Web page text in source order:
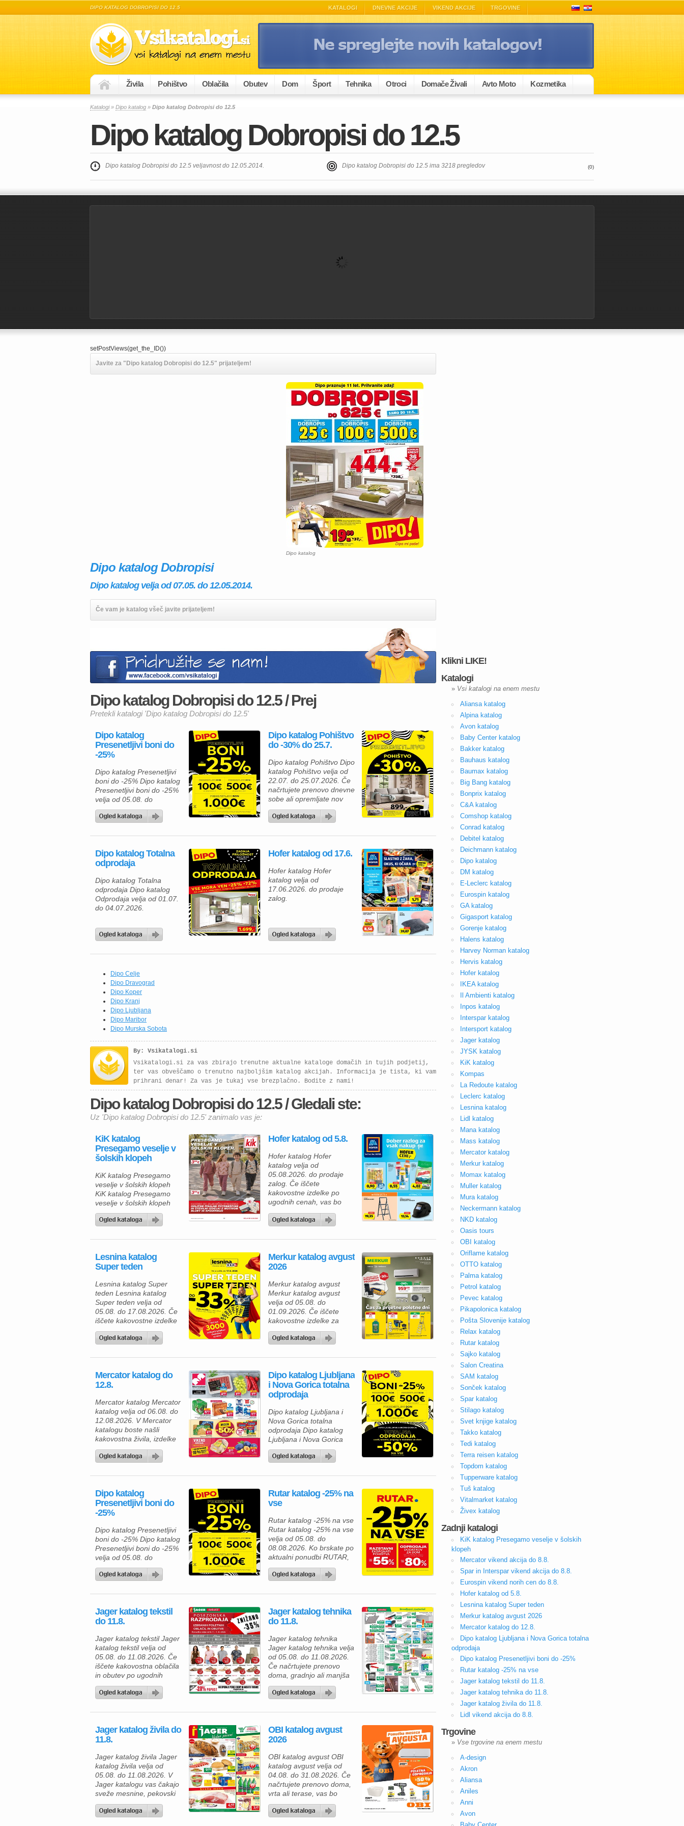
DIPO KATALOG DOBROPISI DO 12.5 KATALOGI DNEVNE AKCIJE VIKEND AKCIJE TRGOVINE
Živila Pohištvo Oblačila Obutev Dom Šport Tehnika Otroci Domače Živali Avto Moto Kozmetika
Katalogi» Dipo katalog » Dipo katalog Dobropisi do 12.5
Dipo katalog Dobropisi do 12.5
Dipo katalog Dobropisi do 12.5 veljavnost do 12.05.2014. Dipo katalog Dobropisi do 12.5 ima 3218 pregledov (0)
setPostViews(get_the_ID())
Javite za "Dipo katalog Dobropisi do 12.5" prijateljem!
Dipo katalog
Dipo katalog Dobropisi
Dipo katalog velja od 07.05. do 12.05.2014.
Če vam je katalog všeč javite prijateljem!
Dipo katalog Dobropisi do 12.5 / Prej
Pretekli katalogi 'Dipo katalog Dobropisi do 12.5'
Dipo katalog
Presenetljivi boni do
-25%
Dipo katalog Presenetljivi
boni do -25% Dipo katalog
Presenetljivi boni do -25%
velja od 05.08. do
08.08.2026. Predstavljamo
vam privlačno ponudbo iz
izbirate med kakovostnim
mladinsko sobo ter hkrati
izkoristite odlične akcijske
500 € vas lahko pričaka
presenetljivi bon v
vrednosti do 100 […]
Dipo katalog Pohištvo
do -30% do 25.7.
Dipo katalog Pohištvo Dipo
katalog Pohištvo velja od
22.07. do 25.07.2026. Če
načrtujete prenovo dnevne
sobe ali opremljate nov
dom, vas bo ponudba
Dipo kataloga zagotovo
boste našli sodobne
udobne zofe in praktično
združujejo privlačen
dizajn, funkcionalnost in
udobje. Številni modeli
vključujejo posteljno
Dipo katalog Totalna
odprodaja
Dipo katalog Totalna
odprodaja Dipo katalog
Odprodaja velja od 01.07.
do 04.07.2026.
Hofer katalog od 17.6.
Hofer katalog Hofer
katalog velja od
17.06.2026. do prodaje
zalog.
Dipo Celje
Dipo Dravograd
Dipo Koper
Dipo Kranj
Dipo Ljubljana
Dipo Maribor
Dipo Murska Sobota
By: Vsikatalogi.si
Vsikatalogi.si za vas zbirajo trenutne aktualne kataloge domačih in tujih podjetij,
ter vas obveščamo o trenutno najboljšim katalog akcijah. Informacija je tista, ki vam
prihrani denar! Za vas je tukaj vse brezplačno. Bodite z nami!
Dipo katalog Dobropisi do 12.5 / Gledali ste:
Uz 'Dipo katalog Dobropisi do 12.5' zanimalo vas je:
KiK katalog
Presegamo veselje v
šolskih klopeh
KiK katalog Presegamo
veselje v šolskih klopeh
KiK katalog Presegamo
veselje v šolskih klopeh
vlja od 10.8.2026. do
prodaje zalog. V novem
čakajo udobna in cenovno
za otroke in odrasle, ki
združujejo praktičnost,
materiale. Tako lahko vsa
družina uživa v
usklajenem športnem
slogu po […]
Hofer katalog od 5.8.
Hofer katalog Hofer
katalog velja od
05.08.2026. do prodaje
zalog. Če iščete
kakovostne izdelke po
ugodnih cenah, vas bo
zagotovo navdušila. Med
uporabo najdete številne
pijače, izdelke za dom in
gospodinjstvo ter
različna opravila. Za hiter
zajtrk ali malico lahko
izberete piščančje
hrenovke 200 […]
Lesnina katalog
Super teden
Lesnina katalog Super
teden Lesnina katalog
Super teden velja od
05.08. do 17.08.2026. Če
iščete kakovostne izdelke
za prijetnejši in lepše
urejen dom, vas bo
Lesnina kataloga zagotovo
odlične akcijske cene in
bogato izbiro izdelkov za
kuhinjo in jedilnico ter svoj
dom opremite po
ugodnejših cenah. Poleg
številnih […]
Merkur katalog avgust
2026
Merkur katalog avgust
Merkur katalog avgust
velja od 05.08. do
01.09.2026. Če iščete
kakovostne izdelke za
dom, vrt in delavnico, vas
bo aktualna ponudba iz
navdušila. Izkoristite
izbrane izdelke in
poskrbite za udobnejše
bivanje, lažje delo ter
prostega časa. V Merkur
ponudbi vas čakajo
gospodinjski aparati,
klimatske […]
Mercator katalog do
12.8.
Mercator katalog Mercator
katalog velja od 06.08. do
12.08.2026. V Mercator
katalogu boste našli
kakovostna živila, izdelke
za gospodinjstvo in
številne priljubljene
ugodnih cenah. Zdaj je
svojo shrambo, hladilnik in
zamrzovalnik ter pri tem
tudi prihranite. Za pripravo
izberete Premium
Mercator čevapčiče v
pakiranju 500 […]
Dipo katalog Ljubljana
i Nova Gorica totalna
odprodaja
Dipo katalog Ljubljana i
Nova Gorica totalna
odprodaja Dipo katalog
Ljubljana i Nova Gorica
totalna odprodaja velja od
05.08. do 08.08.2026.
Dipo katalog
Presenetljivi boni do
-25%
Dipo katalog Presenetljivi
boni do -25% Dipo katalog
Presenetljivi boni do -25%
velja od 05.08. do
08.08.2026. Predstavljamo
vam privlačno ponudbo iz
izbirate med kakovostnim
mladinsko sobo ter hkrati
izkoristite odlične akcijske
500 € vas lahko pričaka
presenetljivi bon v
vrednosti do 100 […]
Rutar katalog -25% na
vse
Rutar katalog -25% na vse
Rutar katalog -25% na vse
velja od 05.08. do
08.08.2026. Ko brskate po
aktualni ponudbi RUTAR,
vas čakajo številne
kakovostne rešitve za
združujejo sodoben dizajn,
akcijske ugodnosti. Če
načrtujete prenovo
dnevne sobe, je zdaj
odlična priložnost, da
izberete pohištvo, ki bo
[…]
Jager katalog tekstil
do 11.8.
Jager katalog tekstil Jager
katalog tekstil velja od
05.08. do 11.08.2026. Če
iščete kakovostna oblačila
in obutev po ugodnih
cenah, vas v Jager
katalogu tekstila čaka
razprodaja. Izbrane
kupite kar 35 % ugodneje,
zato je zdaj pravi čas, da
in se pripravite na
prihajajočo sezono. Za
vsakodnevno […]
Jager katalog tehnika
do 11.8.
Jager katalog tehnika
Jager katalog tehnika velja
od 05.08. do 11.08.2026.
Če načrtujete prenovo
doma, gradnjo ali manjša
obnovitvena dela, vas v
katalogu Jager Tehnika
kakovostnega gradbenega
ugodnih cenah. Z
izbranimi izdelki boste
hitreje, kakovostneje in
zanesljiveje. Za izdelavo
predelnih sten ali
spuščenih stropov […]
Jager katalog živila do
11.8.
Jager katalog živila Jager
katalog živila velja od
05.08. do 11.08.2026. V
Jager katalogu vas čakajo
sveže mesnine, pekovski
izdelki, mlečni izdelki in
osvežilne pijače po
OBI katalog avgust
2026
OBI katalog avgust OBI
katalog avgust velja od
04.08. do 31.08.2026. Če
načrtujete prenovo doma,
vrta ali terase, vas bo
ponudba OBI kataloga
zagotovo navdušila. V
Klikni LIKE!
Katalogi
» Vsi katalogi na enem mestu
Aliansa katalog
Alpina katalog
Avon katalog
Baby Center katalog
Bakker katalog
Bauhaus katalog
Baumax katalog
Big Bang katalog
Bonprix katalog
C&A katalog
Comshop katalog
Conrad katalog
Debitel katalog
Deichmann katalog
Dipo katalog
DM katalog
E-Leclerc katalog
Eurospin katalog
GA katalog
Gigasport katalog
Gorenje katalog
Halens katalog
Harvey Norman katalog
Hervis katalog
Hofer katalog
IKEA katalog
Il Ambienti katalog
Inpos katalog
Interspar katalog
Intersport katalog
Jager katalog
JYSK katalog
KiK katalog
Kompas
La Redoute katalog
Leclerc katalog
Lesnina katalog
Lidl katalog
Mana katalog
Mass katalog
Mercator katalog
Merkur katalog
Momax katalog
Muller katalog
Mura katalog
Neckermann katalog
NKD katalog
Oasis tours
OBI katalog
Oriflame katalog
OTTO katalog
Palma katalog
Petrol katalog
Pevec katalog
Pikapolonica katalog
Pošta Slovenije katalog
Relax katalog
Rutar katalog
Sajko katalog
Salon Creatina
SAM katalog
Sonček katalog
Spar katalog
Stilago katalog
Svet knjige katalog
Takko katalog
Tedi katalog
Terra reisen katalog
Topdom katalog
Tupperware katalog
Tuš katalog
Vitalmarket katalog
Živex katalog
Zadnji katalogi
KiK katalog Presegamo veselje v šolskih
klopeh
Mercator vikend akcija do 8.8.
Spar in Interspar vikend akcija do 8.8.
Eurospin vikend norih cen do 8.8.
Hofer katalog od 5.8.
Lesnina katalog Super teden
Merkur katalog avgust 2026
Mercator katalog do 12.8.
Dipo katalog Ljubljana i Nova Gorica totalna
odprodaja
Dipo katalog Presenetljivi boni do -25%
Rutar katalog -25% na vse
Jager katalog tekstil do 11.8.
Jager katalog tehnika do 11.8.
Jager katalog živila do 11.8.
Lidl vikend akcija do 8.8.
Trgovine
» Vse trgovine na enem mestu
A-design
Akron
Aliansa
Aniles
Anni
Avon